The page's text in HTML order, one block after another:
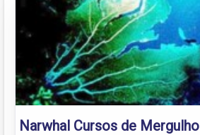
Narwhal Cursos de Mergulho